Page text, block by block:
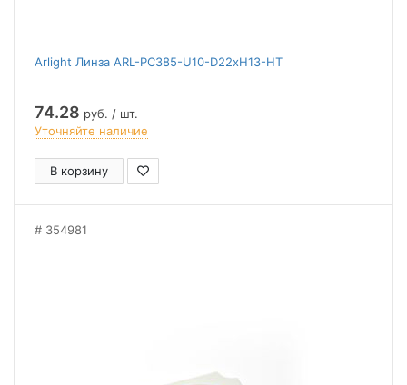
Arlight Линза ARL-PC385-U10-D22xH13-HT
74.28 руб. / шт.
Уточняйте наличие
В корзину
354981